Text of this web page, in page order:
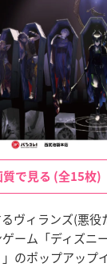
質で見る (全15枚)
ヴィランズ(悪役
ーム「ディズニ
のポップアップ